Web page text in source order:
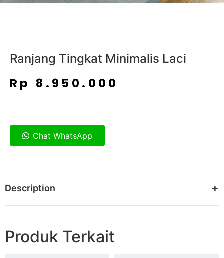
Ranjang Tingkat Minimalis Laci
Rp 8.950.000
Chat WhatsApp
Description
Produk Terkait